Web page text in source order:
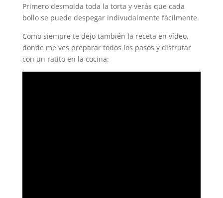
Primero desmolda toda la torta y verás que cada
bollo se puede despegar indivudalmente fácilmente.
Como siempre te dejo también la receta en vídeo,
donde me ves preparar todos los pasos y disfrutar
con un ratito en la cocina: